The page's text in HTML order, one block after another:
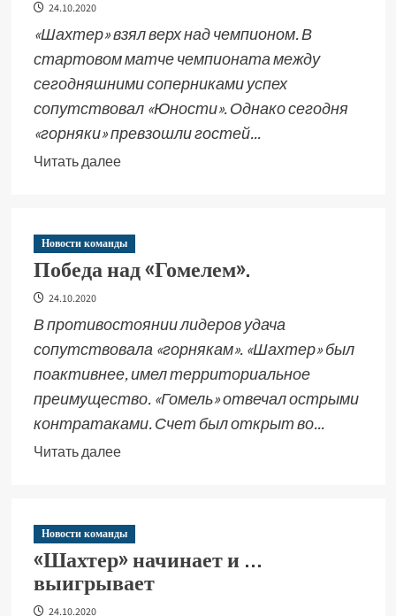
24.10.2020
«Шахтер» взял верх над чемпионом. В
стартовом матче чемпионата между
сегодняшними соперниками успех
сопутствовал «Юности». Однако сегодня
«горняки» превзошли гостей...
Читать далее
Новости команды
Победа над «Гомелем».
24.10.2020
В противостоянии лидеров удача
сопутствовала «горнякам». «Шахтер» был
поактивнее, имел территориальное
преимущество. «Гомель» отвечал острыми
контратаками. Счет был открыт во...
Читать далее
Новости команды
«Шахтер» начинает и …
выигрывает
24.10.2020